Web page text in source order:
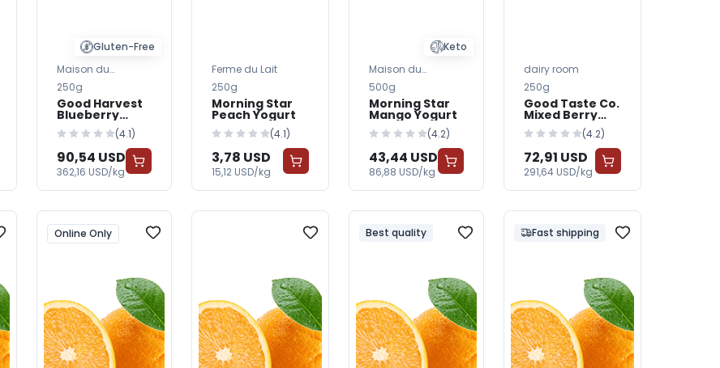
Gluten-Free
Maison du
Fromage
250g
Good Harvest
Blueberry
Yogurt (4.1)
90,54 USD
362,16 USD/kg
Ferme du Lait
250g
Morning Star
Peach Yogurt
(4.1)
3,78 USD
15,12 USD/kg
Keto
Maison du
Fromage
500g
Morning Star
Mango Yogurt
(4.2)
43,44 USD
86,88 USD/kg
dairy room
250g
Good Taste Co.
Mixed Berry
Yogurt (4.2)
72,91 USD
291,64 USD/kg
Online Only Best quality Fast shipping